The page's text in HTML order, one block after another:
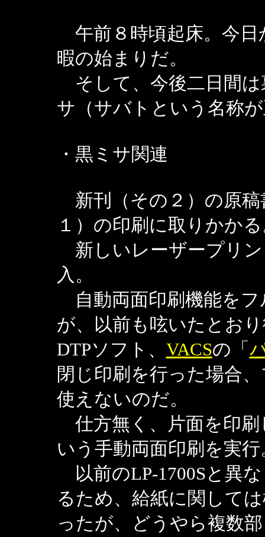
午前８時頃起床。今日
暇の始まりだ。
そして、今後二日間は
サ（サバトという名称
・黒ミサ関連
新刊（その２）の原稿
１）の印刷に取りかか
新しいレーザープリン
入。
自動両面印刷機能を
が、以前も呟いたとお
DTPソフト、 VACSの「
閉じ印刷を行った場合
使えないのだ。
仕方無く、片面を印
いう手動両面印刷を実行
以前のLP-1700Sと異
るため、給紙に関して
ったが、どうやら複数